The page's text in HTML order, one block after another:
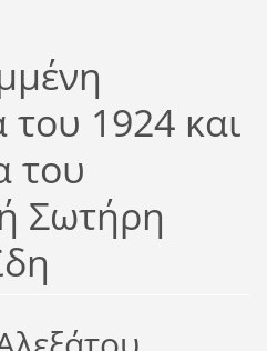
1924 και
του
Σωτήρη